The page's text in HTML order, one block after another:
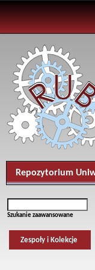
navigation
Repozytorium
Szukanie zaawansowane
Zespoły i Kolekcje